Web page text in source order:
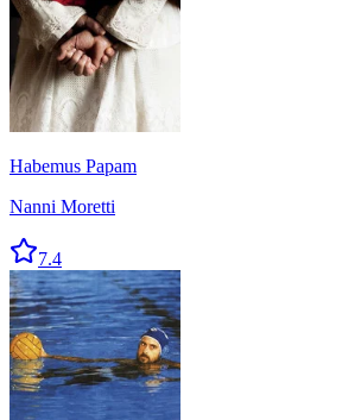
Habemus Papam
Nanni Moretti
7.4